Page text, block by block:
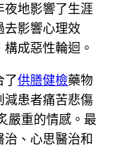
夜地影響了生涯
去影響心理效
成惡性輪迴。
了供膳健檢藥物
減患者痛苦悲傷
嚴重的情感。最
治、心思醫治和